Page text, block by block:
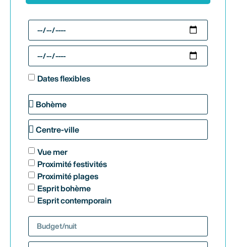
Dates flexibles
Vue mer
Proximité festivités
Proximité plages
Esprit bohème
Esprit contemporain